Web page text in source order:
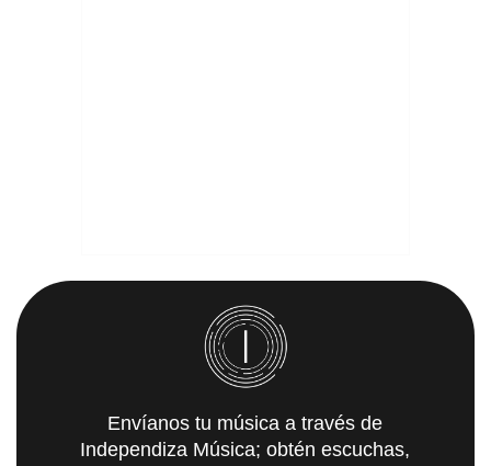
Envíanos tu música a través de
Independiza Música; obtén escuchas,